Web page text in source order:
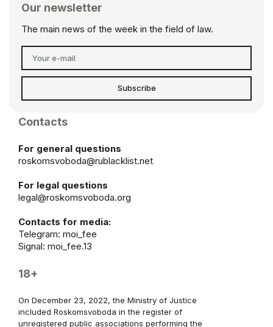
Our newsletter
The main news of the week in the field of law.
Subscribe
Contacts
For general questions
roskomsvoboda@rublacklist.net
For legal questions
legal@roskomsvoboda.org
Contacts for media:
Telegram: moi_fee
Signal: moi_fee.13
18+
On December 23, 2022, the Ministry of Justice
included Roskomsvoboda in the register of
unregistered public associations performing the